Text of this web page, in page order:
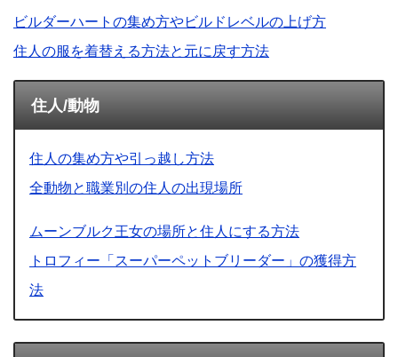
ビルダーハートの集め方やビルドレベルの上げ方
住人の服を着替える方法と元に戻す方法
住人/動物
住人の集め方や引っ越し方法
全動物と職業別の住人の出現場所
ムーンブルク王女の場所と住人にする方法
トロフィー「スーパーペットブリーダー」の獲得方
法